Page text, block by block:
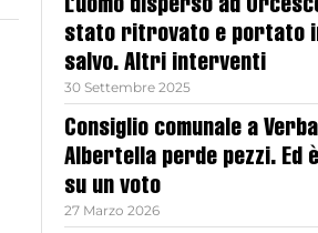
L’uomo disperso ad
stato ritrovato e portato
salvo. Altri interventi
30 Settembre 2025
Consiglio comunale a
Albertella perde pezzi. Ed
su un voto
27 Marzo 2026